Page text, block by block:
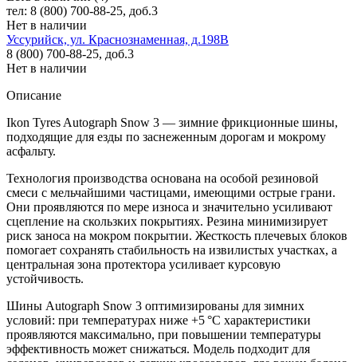
тел: 8 (800) 700-88-25, доб.3
Нет в наличии
Уссурийск, ул. Краснознаменная, д.198В
8 (800) 700-88-25, доб.3
Нет в наличии
Описание
Ikon Tyres Autograph Snow 3 — зимние фрикционные шины,
подходящие для езды по заснеженным дорогам и мокрому
асфальту.
Технология производства основана на особой резиновой
смеси с мельчайшими частицами, имеющими острые грани.
Они проявляются по мере износа и значительно усиливают
сцепление на скользких покрытиях. Резина минимизирует
риск заноса на мокром покрытии. Жесткость плечевых блоков
помогает сохранять стабильность на извилистых участках, а
центральная зона протектора усиливает курсовую
устойчивость.
Шины Autograph Snow 3 оптимизированы для зимних
условий: при температурах ниже +5 °C характеристики
проявляются максимально, при повышении температуры
эффективность может снижаться. Модель подходит для